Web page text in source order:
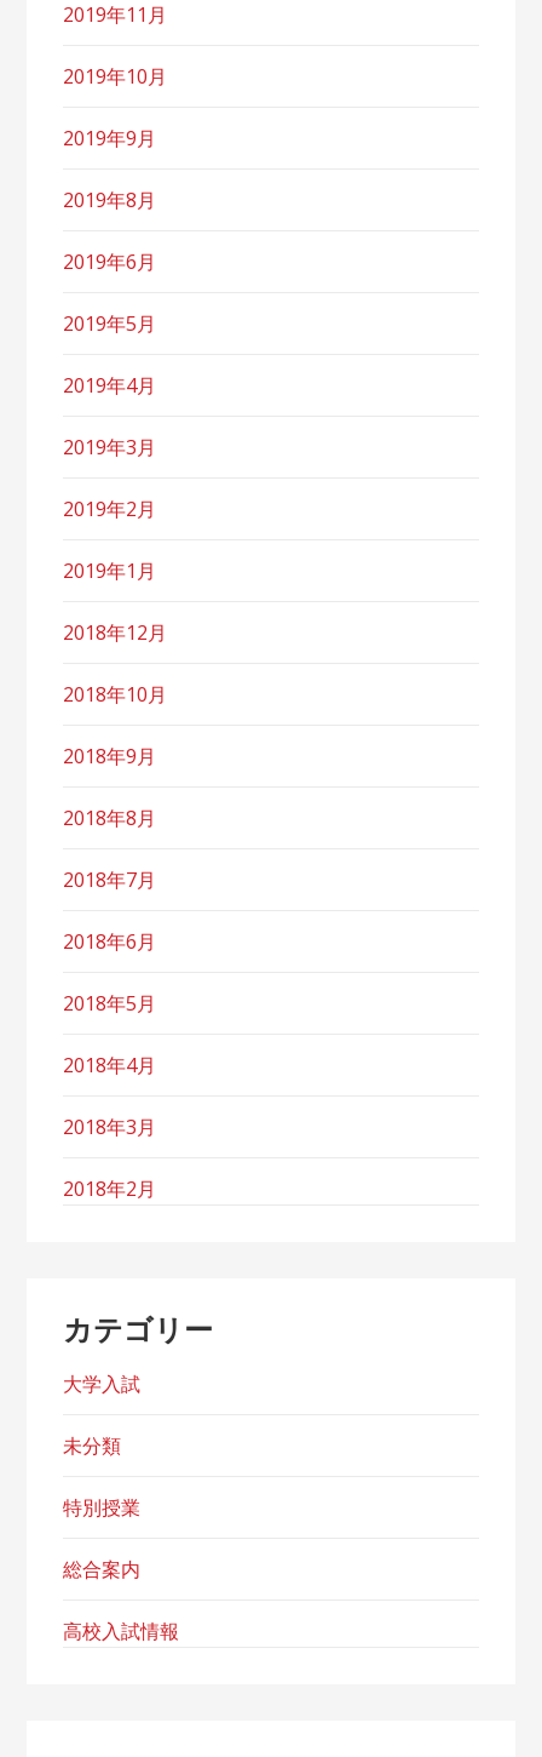
2019年11月
2019年10月
2019年9月
2019年8月
2019年6月
2019年5月
2019年4月
2019年3月
2019年2月
2019年1月
2018年12月
2018年10月
2018年9月
2018年8月
2018年7月
2018年6月
2018年5月
2018年4月
2018年3月
2018年2月
カテゴリー
大学入試
未分類
特別授業
総合案内
高校入試情報